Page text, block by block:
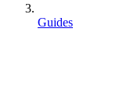
Guides